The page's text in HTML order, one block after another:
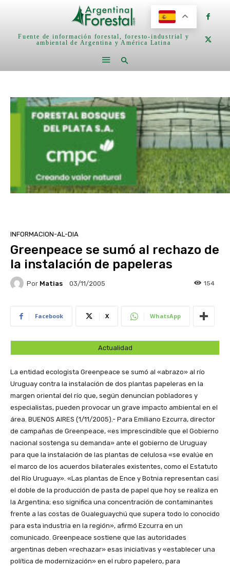
Fuente de información forestal, foresto-industrial y
ambiental de Argentina y América Latina
INFORMACION-AL-DIA
Greenpeace se sumó al rechazo de
la instalación de papeleras
Por Matias 03/11/2005 154
Facebook X WhatsApp
Actualidad
La entidad ecologista Greenpeace se sumó al «abrazo» al río
Uruguay contra la instalación de dos plantas papeleras en la
margen oriental del río que, según denuncian pobladores y
especialistas, pueden provocar un grave impacto ambiental en el
área. BUENOS AIRES (1/11/2005).- Para Emiliano Ezcurra, director
de campañas de Greenpeace, «es imprescindible que el Gobierno
nacional sostenga su demanda» ante el gobierno de Uruguay
para que la instalación de las plantas de celulosa «se evalúe en
el marco de los acuerdos bilaterales existentes, como el Estatuto
del Río Uruguay». «Las plantas de Ence y Botnia representan casi
el doble de la producción de pasta de papel que hoy se realiza en
la Argentina; eso significa una concentración de contaminantes
frente a las costas de Gualeguaychú que supera todo lo conocido
para esta industria en la región», afirmó Ezcurra en un
comunicado. Greenpeace sostiene que las autoridades
argentinas deben «rechazar» esas iniciativas y «establecer una
política de modernización» en el rubro papelero, para